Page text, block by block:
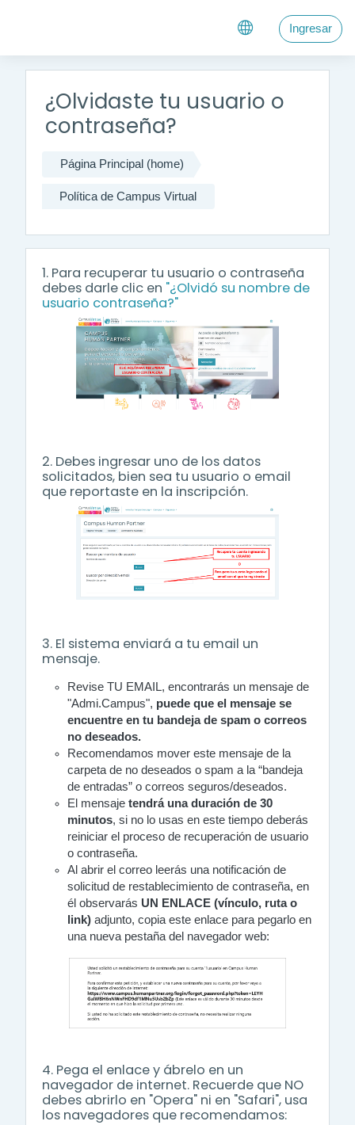
Ingresar
¿Olvidaste tu usuario o
contraseña?
Página Principal (home)
Política de Campus Virtual
1. Para recuperar tu usuario o contraseña
debes darle clic en "¿Olvidó su nombre de
usuario contraseña?"
2. Debes ingresar uno de los datos
solicitados, bien sea tu usuario o email
que reportaste en la inscripción.
3. El sistema enviará a tu email un
mensaje.
Revise TU EMAIL, encontrarás un mensaje de
"Admi.Campus", puede que el mensaje se
encuentre en tu bandeja de spam o correos
no deseados.
Recomendamos mover este mensaje de la
carpeta de no deseados o spam a la “bandeja
de entradas” o correos seguros/deseados.
El mensaje tendrá una duración de 30
minutos, si no lo usas en este tiempo deberás
reiniciar el proceso de recuperación de usuario
o contraseña.
Al abrir el correo leerás una notificación de
solicitud de restablecimiento de contraseña, en
él observarás UN ENLACE (vínculo, ruta o
link) adjunto, copia este enlace para pegarlo en
una nueva pestaña del navegador web:
4. Pega el enlace y ábrelo en un
navegador de internet. Recuerde que NO
debes abrirlo en "Opera" ni en "Safari", usa
los navegadores que recomendamos: